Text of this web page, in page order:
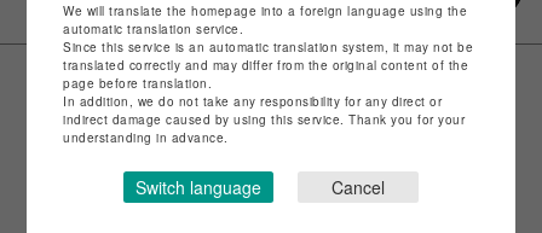
We will translate the homepage into a foreign language using the
automatic translation service.
Since this service is an automatic translation system, it may not be
translated correctly and may differ from the original content of the
page before translation.
In addition, we do not take any responsibility for any direct or
indirect damage caused by using this service. Thank you for your
understanding in advance.
Switch language Cancel